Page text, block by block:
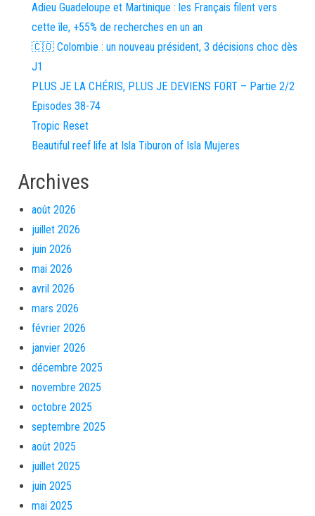
Adieu Guadeloupe et Martinique : les Français filent vers
cette île, +55% de recherches en un an
🇨🇴 Colombie : un nouveau président, 3 décisions choc dès
J1
PLUS JE LA CHÉRIS, PLUS JE DEVIENS FORT – Partie 2/2
Episodes 38-74
Tropic Reset
Beautiful reef life at Isla Tiburon of Isla Mujeres
Archives
août 2026
juillet 2026
juin 2026
mai 2026
avril 2026
mars 2026
février 2026
janvier 2026
décembre 2025
novembre 2025
octobre 2025
septembre 2025
août 2025
juillet 2025
juin 2025
mai 2025